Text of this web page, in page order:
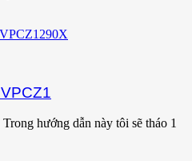
hướng dẫn này tôi sẽ tháo 1